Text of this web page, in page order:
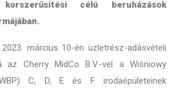
célú beruházások
március 10-én üzletrész-adásvételi
az Cherry MidCo B.V.-vel a Wiśniowy
C, D, E és F irodaépületeinek